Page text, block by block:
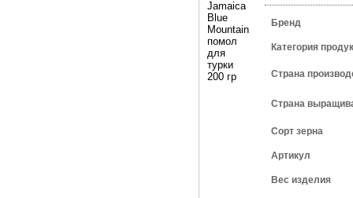
Бренд
Категория
Страна
Страна
Сорт зерна
Артикул
Вес изделия